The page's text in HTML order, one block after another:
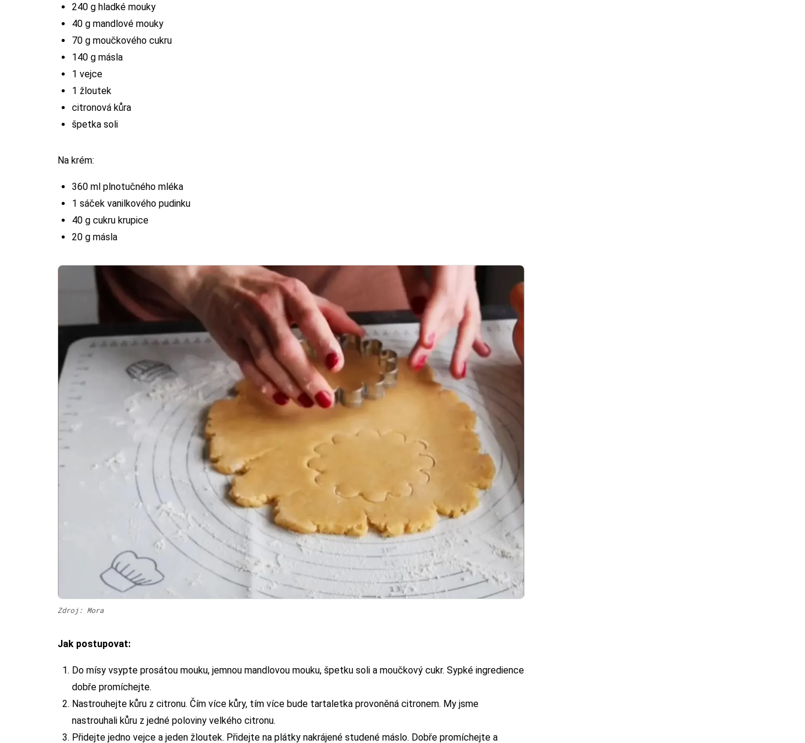
240 g hladké mouky
40 g mandlové mouky
70 g moučkového cukru
140 g másla
1 vejce
1 žloutek
citronová kůra
špetka soli
Na krém:
360 ml plnotučného mléka
1 sáček vanilkového pudinku
40 g cukru krupice
20 g másla
Zdroj: Mora
Jak postupovat:
Do mísy vsypte prosátou mouku, jemnou mandlovou mouku, špetku soli a moučkový cukr. Sypké ingredience
dobře promíchejte.
Nastrouhejte kůru z citronu. Čím více kůry, tím více bude tartaletka provoněná citronem. My jsme
nastrouhali kůru z jedné poloviny velkého citronu.
Přidejte jedno vejce a jeden žloutek. Přidejte na plátky nakrájené studené máslo. Dobře promíchejte a